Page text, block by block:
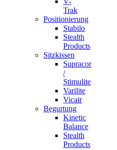
Trak
Positionierung
Stabilo
Stealth
Products
Sitzkissen
Supracor
/
Stimulite
Varilite
Vicair
Begurtung
Kinetic
Balance
Stealth
Products